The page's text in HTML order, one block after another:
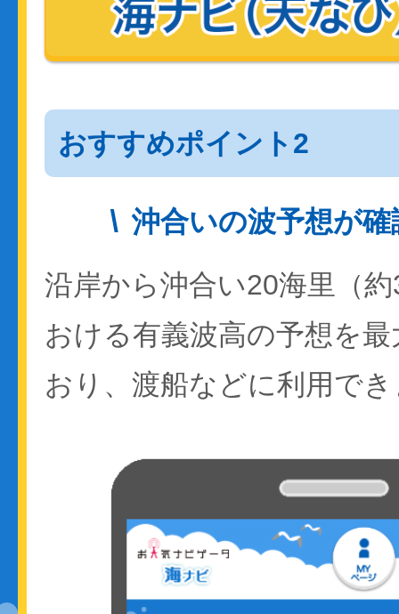
おすすめポイント2
沖合いの波予想が
沿岸から沖合い20海里（
おける有義波高の予想を
おり、渡船などに利用で